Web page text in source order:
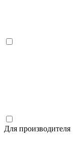
Для производителя